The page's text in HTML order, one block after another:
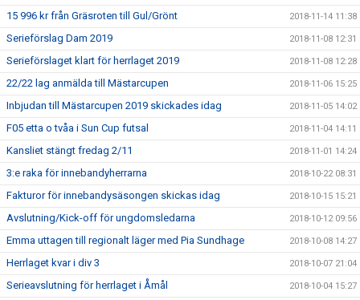
15 996 kr från Gräsroten till Gul/Grönt 2018-11-14 11:38
Serieförslag Dam 2019 2018-11-08 12:31
Serieförslaget klart för herrlaget 2019 2018-11-08 12:28
22/22 lag anmälda till Mästarcupen 2018-11-06 15:25
Inbjudan till Mästarcupen 2019 skickades idag 2018-11-05 14:02
F05 etta o tvåa i Sun Cup futsal 2018-11-04 14:11
Kansliet stängt fredag 2/11 2018-11-01 14:24
3:e raka för innebandyherrarna 2018-10-22 08:31
Fakturor för innebandysäsongen skickas idag 2018-10-15 15:21
Avslutning/Kick-off för ungdomsledarna 2018-10-12 09:56
Emma uttagen till regionalt läger med Pia Sundhage 2018-10-08 14:27
Herrlaget kvar i div 3 2018-10-07 21:04
Serieavslutning för herrlaget i Åmål 2018-10-04 15:27